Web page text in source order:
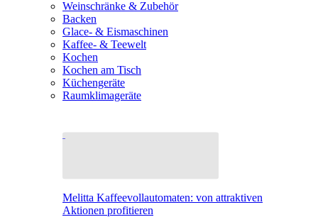
Weinschränke & Zubehör
Backen
Glace- & Eismaschinen
Kaffee- & Teewelt
Kochen
Kochen am Tisch
Küchengeräte
Raumklimageräte
Melitta Kaffeevollautomaten: von attraktiven
Aktionen profitieren